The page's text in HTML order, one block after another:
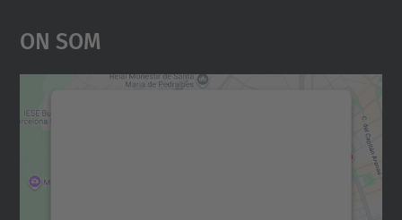
On Som